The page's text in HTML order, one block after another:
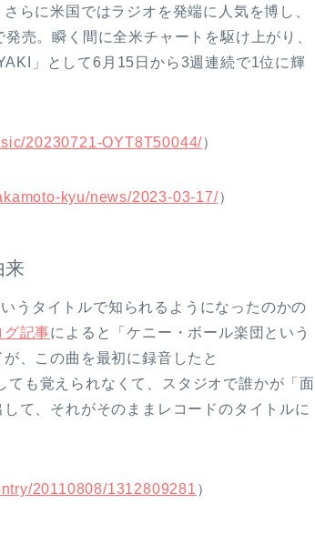
らに米国ではラジオを発端に人気を博し、
売。瞬く間に全米チャートを駆け上がり、
」として6月15日から3週連続で1位に輝
20230721-OYT8T50044/）
kyu/news/2023-03-17/）
来
うタイトルで知られるようになったのかの
グ記事によると「ケニー・ボール楽団という
、この曲を最初に録音したと
も覚えられなくて、スタジオで誰かが「面
て、それがそのままレコードのタイトルに
20110808/1312809281 ）